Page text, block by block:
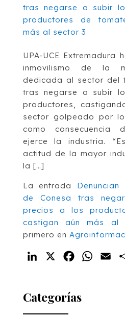
UPA-UCE Extremadura
inmovilismo de la
dedicada al sector del
tras negarse a subir
productores,
sector golpeado por
como consecuencia
ejerce la industria.
actitud de la mayor
la […]
La entrada Denuncian
de Conesa tras
precios a los
castigan aún más al
primero en
LinkedIn Facebook
Categorías